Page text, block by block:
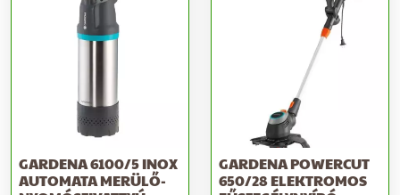
GARDENA 6100/5 INOX
AUTOMATA MERÜLŐ-
GARDENA POWERCUT
650/28 ELEKTROMOS